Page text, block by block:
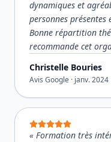
dynamiques et
personnes
Bonne répartition
recommande cet
Christelle Bouries
Avis Google · janv. 2024
« Formation très